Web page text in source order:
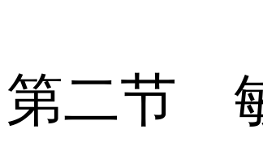
第二节